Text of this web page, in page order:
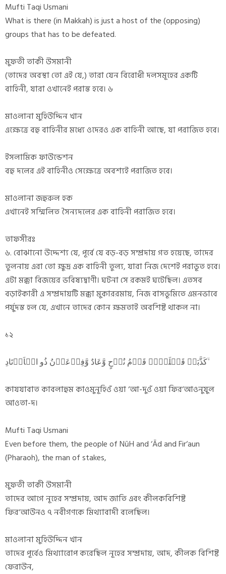
Mufti Taqi Usmani
What is there (in Makkah) is just a host of the (opposing)
groups that has to be defeated.
মুফতী তাকী উসমানী
(তাদের অবস্থা তো এই যে,) তারা যেন বিরোধী দলসমূহের একটি
বাহিনী, যারা ওখানেই পরাস্ত হবে। ৬
মাওলানা মুহিউদ্দিন খান
এক্ষেত্রে বহু বাহিনীর মধ্যে ওদেরও এক বাহিনী আছে, যা পরাজিত হবে।
ইসলামিক ফাউন্ডেশন
বহু দলের এই বাহিনীও সেক্ষেত্রে অবশ্যই পরাজিত হবে।
মাওলানা জহুরুল হক
এখানেই সম্মিলিত সৈন্যদলের এক বাহিনী পরাজিত হবে।
তাফসীরঃ
৬. বোঝানো উদ্দেশ্য যে, পূর্বে যে বড়-বড় সম্প্রদায় গত হয়েছে, তাদের
তুলনায় এরা তো ক্ষুদ্র এক বাহিনী তুল্য, যারা নিজ দেশেই পরাভূত হবে।
এটা মক্কা বিজয়ের ভবিষ্যদ্বাণী। ঘটনা সে রকমই ঘটেছিল। এতসব
বড়াইকারী এ সম্প্রদায়টি মক্কা মুকাররমায়, নিজ বাসভূমিতে এমনভাবে
পর্যুদস্ত হল যে, এখানে তাদের কোন ক্ষমতাই অবশিষ্ট থাকল না।
১২
کَذَّبَتۡ قَبۡلَہُمۡ قَوۡمُ نُوۡحٍ وَّعَادٌ وَّفِرۡعَوۡنُ ذُو الۡاَوۡتَادِ ۙ
কাযযাবাত কাবলাহুম কাওমুনূহিওঁ ওয়া ‘আ-দুওঁ ওয়া ফির‘আওনুযুল
আওতা-দ।
Mufti Taqi Usmani
Even before them, the people of NūH and ‘Ād and Fir‘aun
(Pharaoh), the man of stakes,
মুফতী তাকী উসমানী
তাদের আগে নূহের সম্প্রদায়, আদ জাতি এবং কীলকবিশিষ্ট
ফির‘আউনও ৭ নবীগণকে মিথ্যাবাদী বলেছিল।
মাওলানা মুহিউদ্দিন খান
তাদের পূর্বেও মিথ্যারোপ করেছিল নূহের সম্প্রদায়, আদ, কীলক বিশিষ্ট
ফেরাউন,